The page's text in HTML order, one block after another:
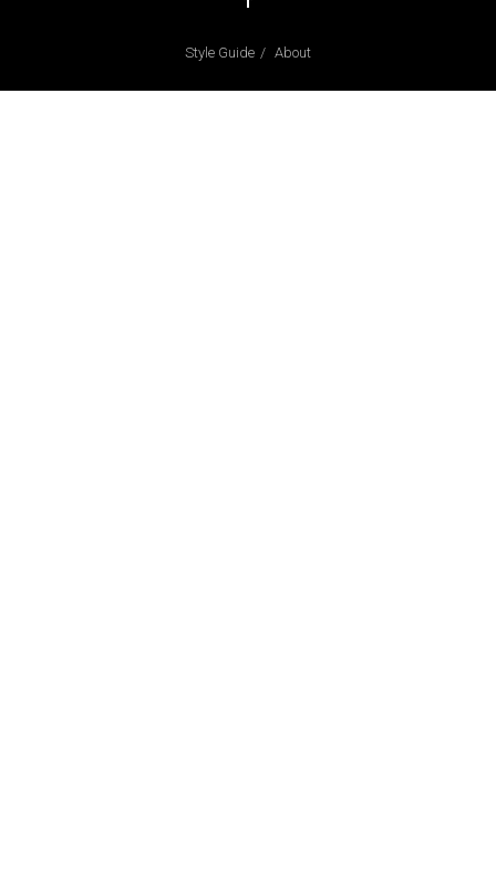
Style Guide About